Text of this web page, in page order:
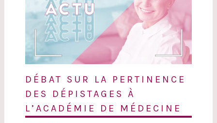
DÉBAT SUR LA PERTINENCE
DES DÉPISTAGES À
L’ACADÉMIE DE MÉDECINE